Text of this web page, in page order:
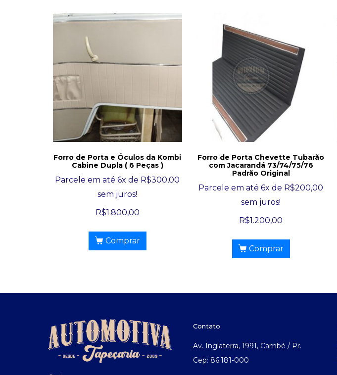
Forro de Porta e Óculos da Kombi
Cabine Dupla ( 6 Peças )
Parcele em até 6x de R$300,00
sem juros!
R$1.800,00
Comprar
Forro de Porta Chevette Tubarão
com Jacarandá 73/74/75/76
Padrão Original
Parcele em até 6x de R$200,00
sem juros!
R$1.200,00
Comprar
Contato
Av. Inglaterra, 1991, Cambé / Pr.
Cep: 86.181-000